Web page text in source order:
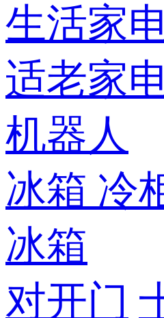
生活家
适老家
机器人
冰箱 冷
冰箱
对开门